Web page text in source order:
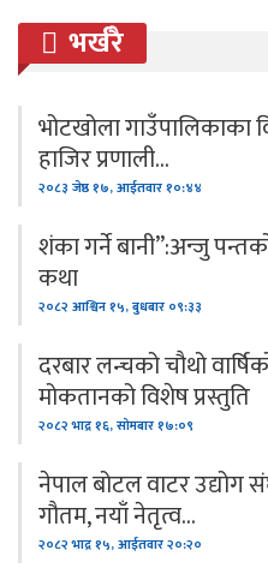
भर्खरै
भोटखोला गाउँपालिकाका
हाजिर प्रणाली…
२०८३ जेष्ठ १७, आईतवार १०:४४
शंका गर्ने बानी”:अन्जु
कथा
२०८२ आश्विन १५, बुधबार ०९:३३
दरबार लन्चको चौथो
मोकतानको विशेष प्रस्तुति
२०८२ भाद्र १६, सोमबार १७:०९
नेपाल बोटल वाटर उद्योग
गौतम, नयाँ नेतृत्व…
२०८२ भाद्र १५, आईतवार २०:२०